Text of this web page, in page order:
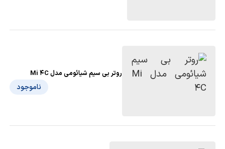
روتر بی‌ سیم شیائومی مدل Mi 4C
ناموجود